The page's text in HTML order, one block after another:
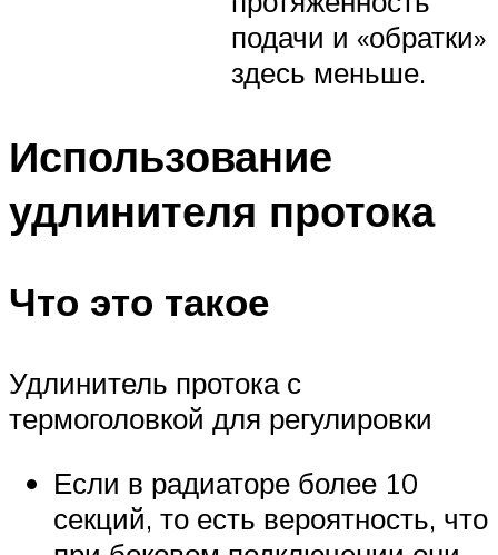
подачи и «обратки»
здесь меньше.
Использование
удлинителя протока
Что это такое
Удлинитель протока с
термоголовкой для регулировки
Если в радиаторе более 10
секций, то есть вероятность, что